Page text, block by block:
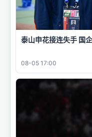
泰山申花接连失手 国
08-05 17:00